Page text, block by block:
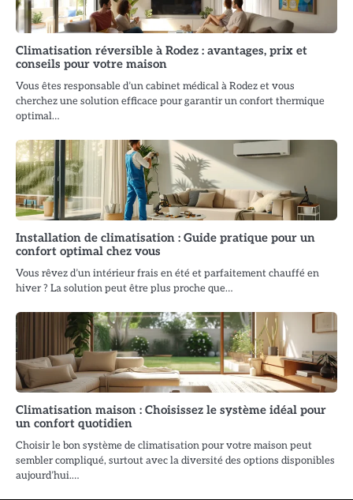
Climatisation réversible à Rodez : avantages, prix et
conseils pour votre maison
Vous êtes responsable d’un cabinet médical à Rodez et vous
cherchez une solution efficace pour garantir un confort thermique
optimal…
Installation de climatisation : Guide pratique pour un
confort optimal chez vous
Vous rêvez d’un intérieur frais en été et parfaitement chauffé en
hiver ? La solution peut être plus proche que…
Climatisation maison : Choisissez le système idéal pour
un confort quotidien
Choisir le bon système de climatisation pour votre maison peut
sembler compliqué, surtout avec la diversité des options disponibles
aujourd’hui.…